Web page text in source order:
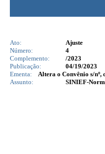
Ato:
Ajuste
Número:
4
Complemento:
/2023
Publicação:
04/19/2023
Ementa:
Altera o Convênio s/nº,
Assunto:
SINIEF-